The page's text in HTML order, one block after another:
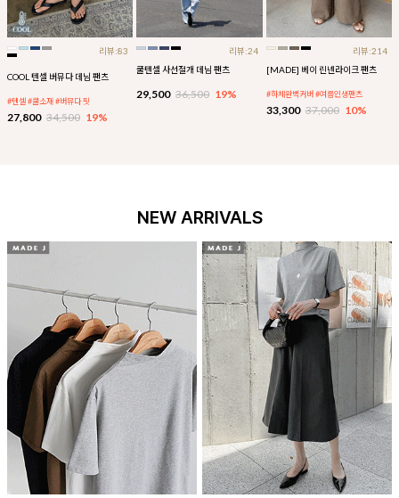
리뷰:83
COOL 텐셀 버뮤다 데님 팬츠
#텐셀 #쿨소재 #버뮤다 핏
27,800 34,500 19%
리뷰:24
쿨텐셀 사선절개 데님 팬츠
29,500 36,500 19%
리뷰:214
[MADE] 베이 린넨라이크 팬츠
#하체완벽커버 #여름인생팬츠
33,300 37,000 10%
NEW ARRIVALS